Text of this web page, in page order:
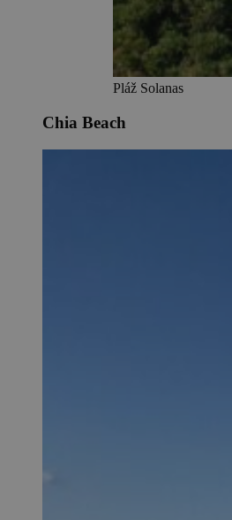
Pláž Solanas
Chia Beach